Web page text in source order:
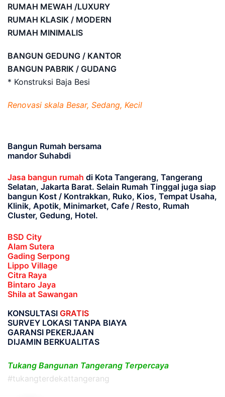
RUMAH MEWAH /LUXURY
RUMAH KLASIK / MODERN
RUMAH MINIMALIS
BANGUN GEDUNG / KANTOR
BANGUN PABRIK / GUDANG
* Konstruksi Baja Besi
Renovasi skala Besar, Sedang, Kecil
Bangun Rumah bersama
mandor Suhabdi
Jasa bangun rumah di Kota Tangerang, Tangerang
Selatan, Jakarta Barat. Selain Rumah Tinggal juga siap
bangun Kost / Kontrakkan, Ruko, Kios, Tempat Usaha,
Klinik, Apotik, Minimarket, Cafe / Resto, Rumah
Cluster, Gedung, Hotel.
BSD City
Alam Sutera
Gading Serpong
Lippo Village
Citra Raya
Bintaro Jaya
Shila at Sawangan
KONSULTASI GRATIS
SURVEY LOKASI TANPA BIAYA
GARANSI PEKERJAAN
DIJAMIN BERKUALITAS
Tukang Bangunan Tangerang Terpercaya
#tukangterdekattangerang